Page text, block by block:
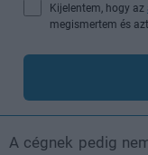
Kijelentem, hogy az
megismertem és
A cégnek pedig